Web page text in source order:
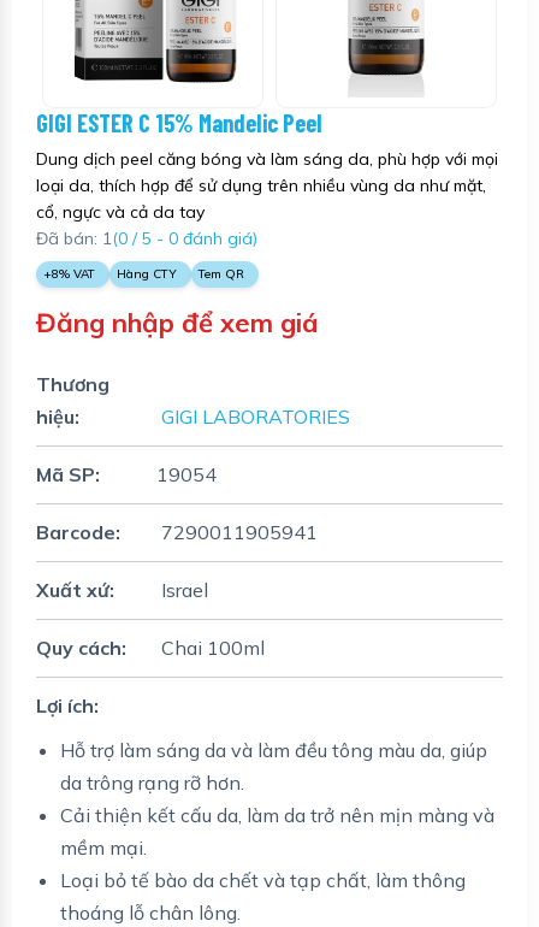
GIGI ESTER C 15% Mandelic Peel
Dung dịch peel căng bóng và làm sáng da, phù hợp với mọi
loại da, thích hợp để sử dụng trên nhiều vùng da như mặt,
cổ, ngực và cả da tay
Đã bán: 1(0 / 5 - 0 đánh giá)
+8% VAT Hàng CTY Tem QR
Đăng nhập để xem giá
Thương
hiệu:
GIGI LABORATORIES
Mã SP: 19054
Barcode: 7290011905941
Xuất xứ: Israel
Quy cách: Chai 100ml
Lợi ích:
Hỗ trợ làm sáng da và làm đều tông màu da, giúp
da trông rạng rỡ hơn.
Cải thiện kết cấu da, làm da trở nên mịn màng và
mềm mại.
Loại bỏ tế bào da chết và tạp chất, làm thông
thoáng lỗ chân lông.